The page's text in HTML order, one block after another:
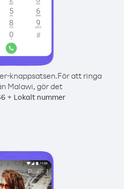
knappsatsen.För att ringa
Malawi, gör det
+ Lokalt nummer